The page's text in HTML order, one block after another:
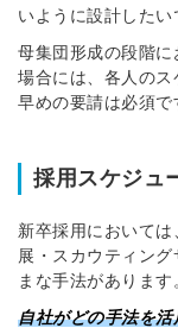
いように設計したい
母集団形成の段階
場合には、各人の
早めの要請は必須で
採用スケジュ
新卒採用において
展・スカウティン
まな手法があります
自社がどの手法を